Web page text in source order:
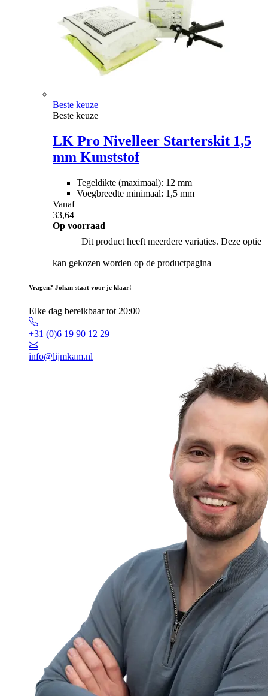
Beste keuze
Beste keuze
LK Pro Nivelleer Starterskit 1,5
mm Kunststof
Tegeldikte (maximaal): 12 mm
Voegbreedte minimaal: 1,5 mm
Vanaf
33,64
Op voorraad
Dit product heeft meerdere variaties. Deze optie
kan gekozen worden op de productpagina
Vragen? Johan staat voor je klaar!
Elke dag bereikbaar tot 20:00
+31 (0)6 19 90 12 29
info@lijmkam.nl